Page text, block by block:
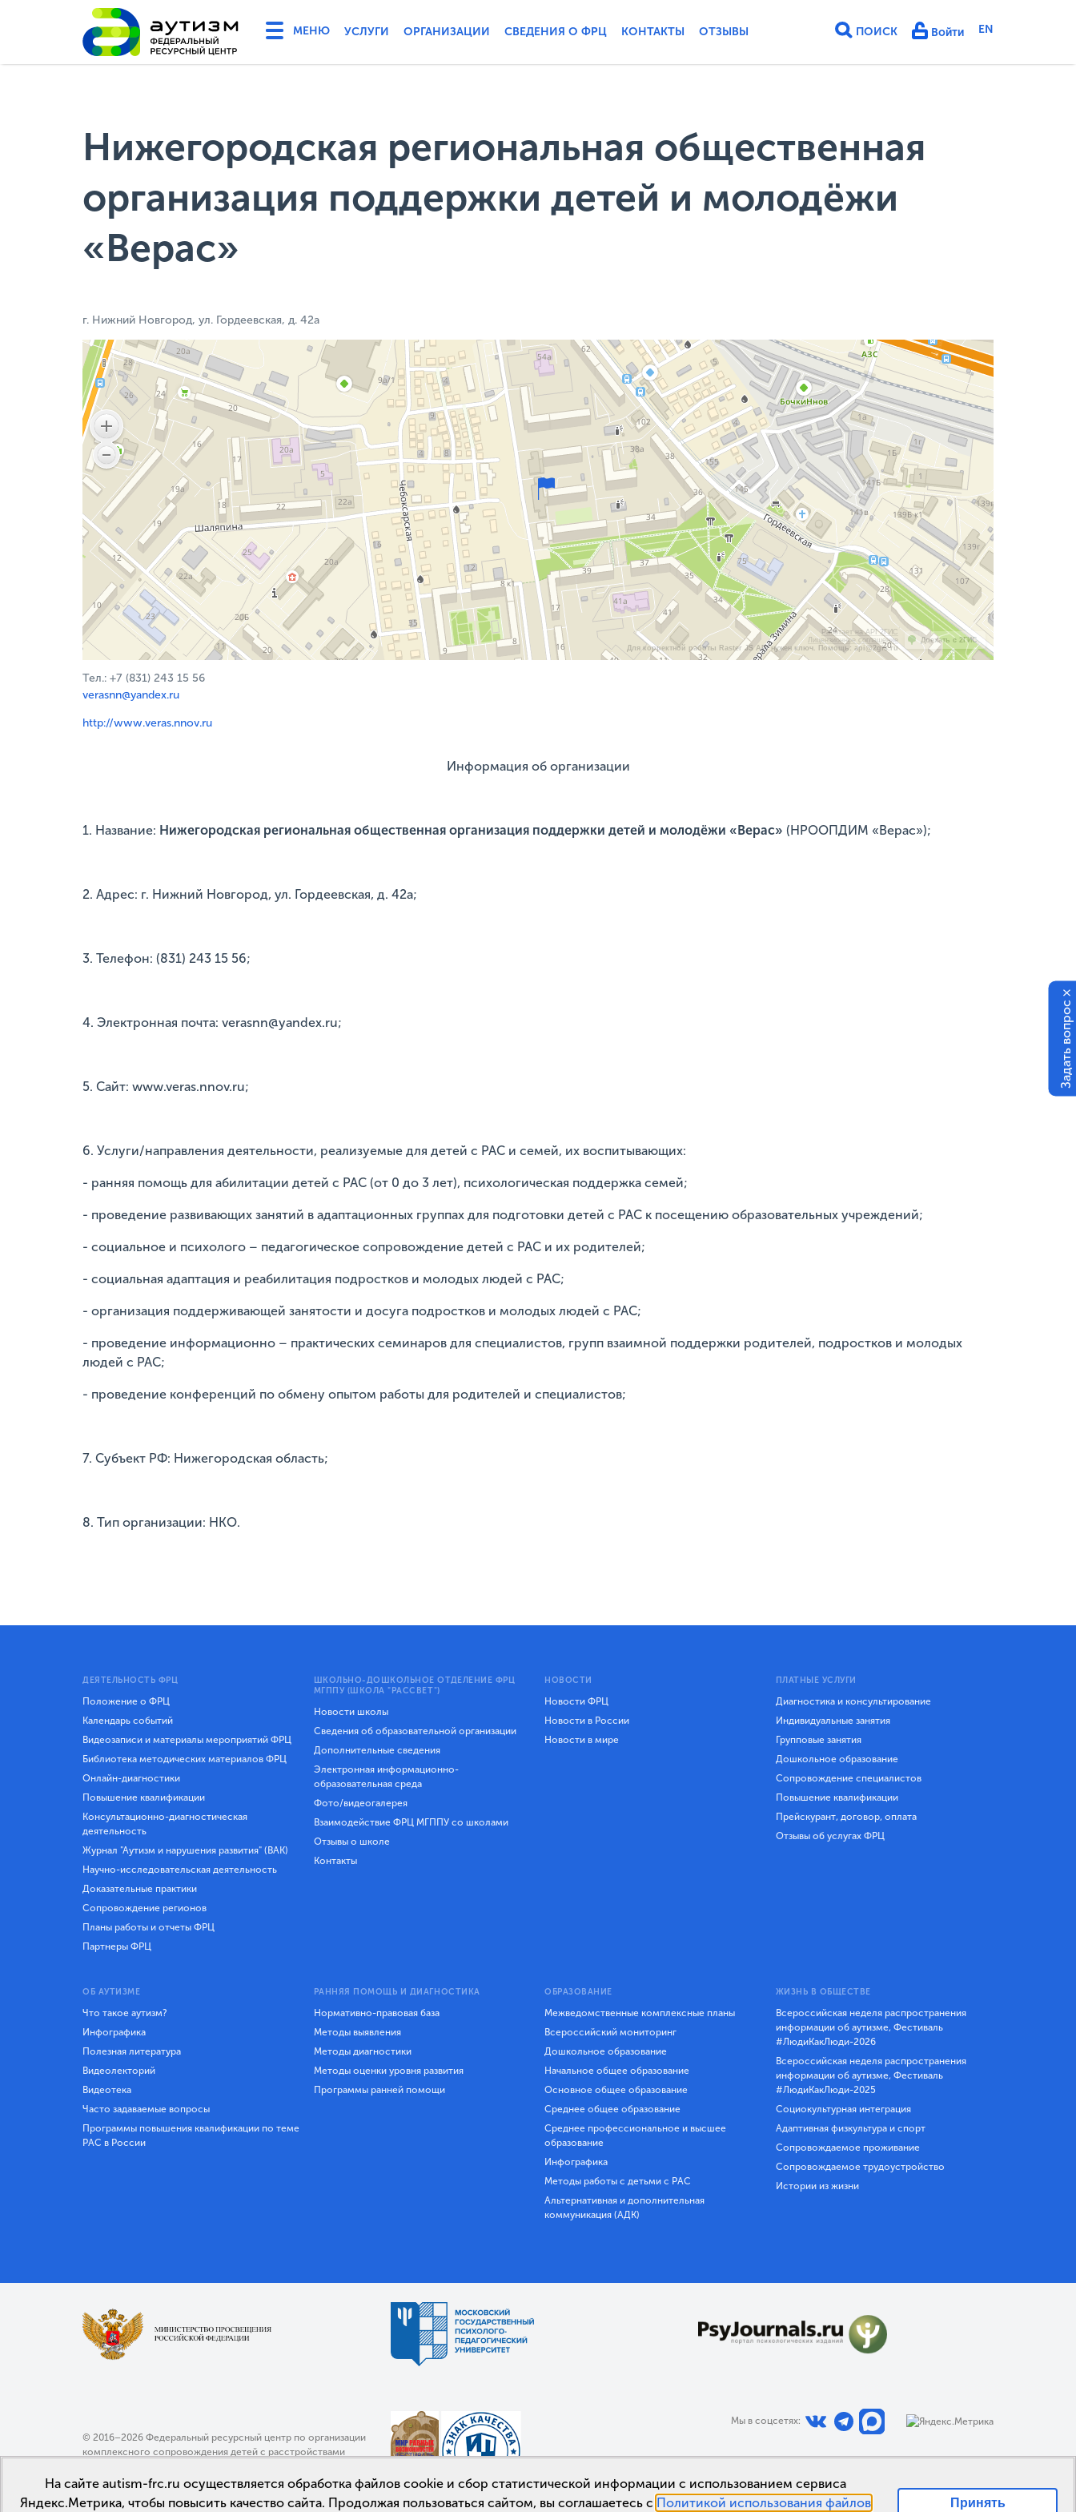
УСЛУГИ ОРГАНИЗАЦИИ СВЕДЕНИЯ О ФРЦ КОНТАКТЫ ОТЗЫВЫ ПОИСК Войти EN
Нижегородская региональная общественная
организация поддержки детей и молодёжи
«Верас»
г. Нижний Новгород, ул. Гордеевская, д. 42а
Работает на API 2ГИС
Лицензионное соглашение
Для корректной работы Raster JS API нужен ключ. Помощь: api@2gis.ru
Доехать с 2ГИС
Тел.: +7 (831) 243 15 56
verasnn@yandex.ru
http://www.veras.nnov.ru
Информация об организации
1. Название: Нижегородская региональная общественная организация поддержки детей и молодёжи «Верас» (НРООПДИМ «Верас»);
2. Адрес: г. Нижний Новгород, ул. Гордеевская, д. 42а;
3. Телефон: (831) 243 15 56;
4. Электронная почта: verasnn@yandex.ru;
5. Сайт: www.veras.nnov.ru;
6. Услуги/направления деятельности, реализуемые для детей с РАС и семей, их воспитывающих:
- ранняя помощь для абилитации детей с РАС (от 0 до 3 лет), психологическая поддержка семей;
- проведение развивающих занятий в адаптационных группах для подготовки детей с РАС к посещению образовательных учреждений;
- социальное и психолого – педагогическое сопровождение детей с РАС и их родителей;
- социальная адаптация и реабилитация подростков и молодых людей с РАС;
- организация поддерживающей занятости и досуга подростков и молодых людей с РАС;
- проведение информационно – практических семинаров для специалистов, групп взаимной поддержки родителей, подростков и молодых
людей с РАС;
- проведение конференций по обмену опытом работы для родителей и специалистов;
7. Субъект РФ: Нижегородская область;
8. Тип организации: НКО.
ДЕЯТЕЛЬНОСТЬ ФРЦ
Положение о ФРЦ
Календарь событий
Видеозаписи и материалы мероприятий ФРЦ
Библиотека методических материалов ФРЦ
Онлайн-диагностики
Повышение квалификации
Консультационно-диагностическая
деятельность
Журнал "Аутизм и нарушения развития" (ВАК)
Научно-исследовательская деятельность
Доказательные практики
Сопровождение регионов
Планы работы и отчеты ФРЦ
Партнеры ФРЦ
ШКОЛЬНО-ДОШКОЛЬНОЕ ОТДЕЛЕНИЕ ФРЦ
МГППУ (ШКОЛА "РАССВЕТ")
Новости школы
Сведения об образовательной организации
Дополнительные сведения
Электронная информационно-
образовательная среда
Фото/видеогалерея
Взаимодействие ФРЦ МГППУ со школами
Отзывы о школе
Контакты
НОВОСТИ
Новости ФРЦ
Новости в России
Новости в мире
ПЛАТНЫЕ УСЛУГИ
Диагностика и консультирование
Индивидуальные занятия
Групповые занятия
Дошкольное образование
Сопровождение специалистов
Повышение квалификации
Прейскурант, договор, оплата
Отзывы об услугах ФРЦ
ОБ АУТИЗМЕ
Что такое аутизм?
Инфографика
Полезная литература
Видеолекторий
Видеотека
Часто задаваемые вопросы
Программы повышения квалификации по теме
РАС в России
РАННЯЯ ПОМОЩЬ И ДИАГНОСТИКА
Нормативно-правовая база
Методы выявления
Методы диагностики
Методы оценки уровня развития
Программы ранней помощи
ОБРАЗОВАНИЕ
Межведомственные комплексные планы
Всероссийский мониторинг
Дошкольное образование
Начальное общее образование
Основное общее образование
Среднее общее образование
Среднее профессиональное и высшее
образование
Инфографика
Методы работы с детьми с РАС
Альтернативная и дополнительная
коммуникация (АДК)
ЖИЗНЬ В ОБЩЕСТВЕ
Всероссийская неделя распространения
информации об аутизме, Фестиваль
#ЛюдиКакЛюди-2026
Всероссийская неделя распространения
информации об аутизме, Фестиваль
#ЛюдиКакЛюди-2025
Социокультурная интеграция
Адаптивная физкультура и спорт
Сопровождаемое проживание
Сопровождаемое трудоустройство
Истории из жизни
© 2016–2026 Федеральный ресурсный центр по организации
комплексного сопровождения детей с расстройствами
Политика конфиденциальности
Мы в соцсетях:
Задать вопрос
×
На сайте autism-frc.ru осуществляется обработка файлов cookie и сбор статистической информации с использованием сервиса
Яндекс.Метрика, чтобы повысить качество сайта. Продолжая пользоваться сайтом, вы соглашаетесь с Политикой использования файлов Принять